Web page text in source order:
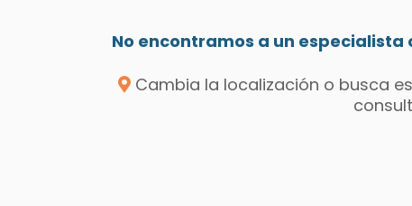
No encontramos a un
Cambia la localización o busca